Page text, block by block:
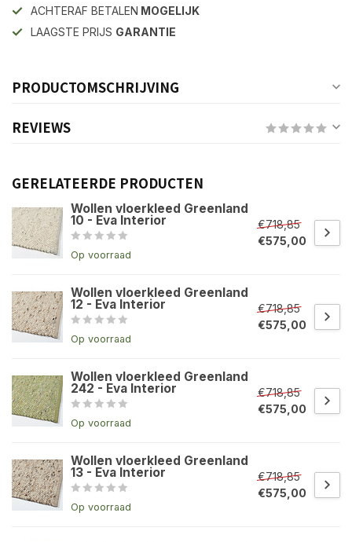
ACHTERAF BETALEN MOGELIJK
LAAGSTE PRIJS GARANTIE
PRODUCTOMSCHRIJVING
REVIEWS
GERELATEERDE PRODUCTEN
Wollen vloerkleed Greenland
10 - Eva Interior
Op voorraad
€718,85
€575,00
Wollen vloerkleed Greenland
12 - Eva Interior
Op voorraad
€718,85
€575,00
Wollen vloerkleed Greenland
242 - Eva Interior
Op voorraad
€718,85
€575,00
Wollen vloerkleed Greenland
13 - Eva Interior
Op voorraad
€718,85
€575,00